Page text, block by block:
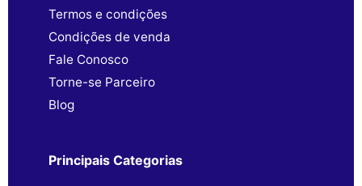
Termos e condições
Condições de venda
Fale Conosco
Torne-se Parceiro
Blog
Principais Categorias